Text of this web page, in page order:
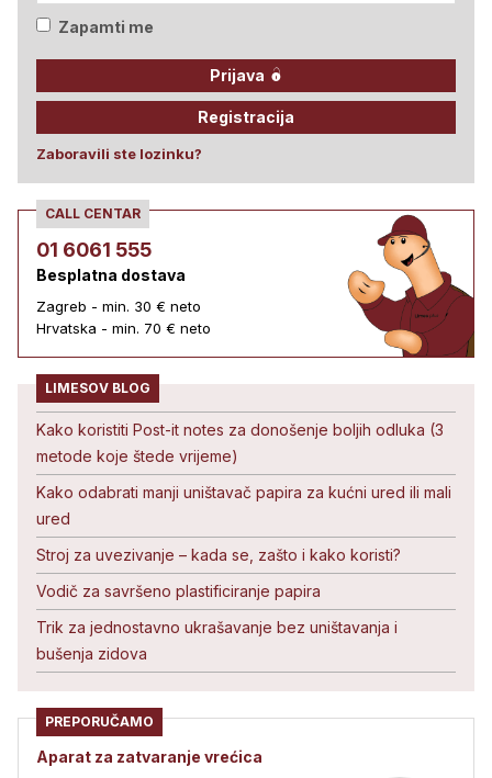
Zapamti me
Prijava
Registracija
Zaboravili ste lozinku?
CALL CENTAR
01 6061 555
Besplatna dostava
Zagreb - min. 30 € neto
Hrvatska - min. 70 € neto
LIMESOV BLOG
Kako koristiti Post-it notes za donošenje boljih odluka (3
metode koje štede vrijeme)
Kako odabrati manji uništavač papira za kućni ured ili mali
ured
Stroj za uvezivanje – kada se, zašto i kako koristi?
Vodič za savršeno plastificiranje papira
Trik za jednostavno ukrašavanje bez uništavanja i
bušenja zidova
PREPORUČAMO
Aparat za zatvaranje vrećica